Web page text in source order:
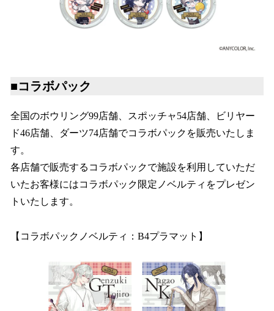
■コラボパック
全国のボウリング99店舗、スポッチャ54店舗、ビリヤー
ド46店舗、ダーツ74店舗でコラボパックを販売いたしま
す。
各店舗で販売するコラボパックで施設を利用していただ
いたお客様にはコラボパック限定ノベルティをプレゼン
トいたします。
【コラボパックノベルティ：B4プラマット】